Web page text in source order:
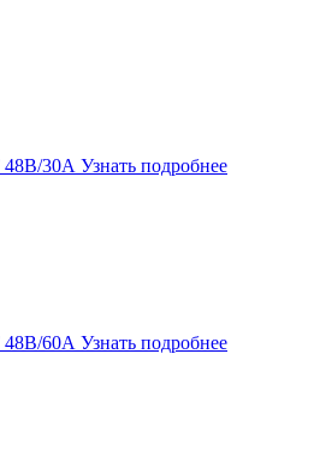
48В/30А Узнать подробнее
48В/60А Узнать подробнее